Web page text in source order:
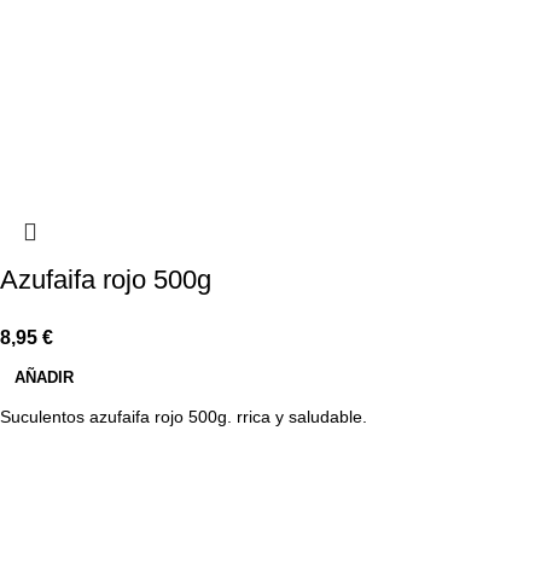
Azufaifa rojo 500g
8,95 €
AÑADIR
Suculentos azufaifa rojo 500g. rrica y saludable.